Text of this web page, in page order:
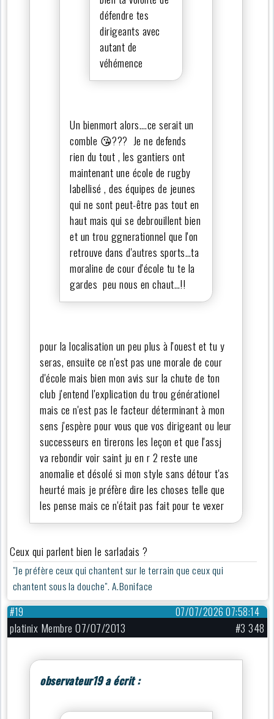
défendre tes
dirigeants avec
autant de
véhémence
Un bienmort alors….ce serait un
comble 😘??? Je ne defends
rien du tout , les gantiers ont
maintenant une école de rugby
labellisé , des équipes de jeunes
qui ne sont peut-être pas tout en
haut mais qui se debrouillent bien
et un trou ggnerationnel que l'on
retrouve dans d'autres sports…ta
moraline de cour d'école tu te la
gardes peu nous en chaut…!!
pour la localisation un peu plus à l'ouest et tu y
seras, ensuite ce n'est pas une morale de cour
d'école mais bien mon avis sur la chute de ton
club j'entend l'explication du trou générationel
mais ce n'est pas le facteur déterminant à mon
sens j'espère pour vous que vos dirigeant ou leur
successeurs en tirerons les leçon et que l'assj
va rebondir voir saint ju en r 2 reste une
anomalie et désolé si mon style sans détour t'as
heurté mais je préfère dire les choses telle que
les pense mais ce n'était pas fait pour te vexer
Ceux qui parlent bien le sarladais ?
"Je préfère ceux qui chantent sur le terrain que ceux qui
chantent sous la douche". A.Boniface
07/07/2026 07:58:14
#19
platinix Membre 07/07/2013 #3 348
observateur19 a écrit :